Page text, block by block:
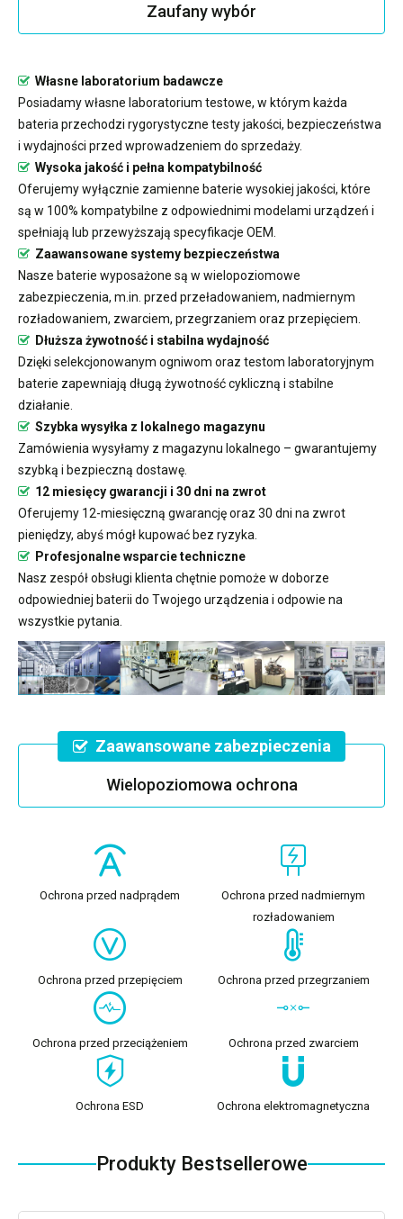
Zaufany wybór
Własne laboratorium badawcze
Posiadamy własne laboratorium testowe, w którym każda
bateria przechodzi rygorystyczne testy jakości, bezpieczeństwa
i wydajności przed wprowadzeniem do sprzedaży.
Wysoka jakość i pełna kompatybilność
Oferujemy wyłącznie zamienne baterie wysokiej jakości, które
są w 100% kompatybilne z odpowiednimi modelami urządzeń i
spełniają lub przewyższają specyfikacje OEM.
Zaawansowane systemy bezpieczeństwa
Nasze baterie wyposażone są w wielopoziomowe
zabezpieczenia, m.in. przed przeładowaniem, nadmiernym
rozładowaniem, zwarciem, przegrzaniem oraz przepięciem.
Dłuższa żywotność i stabilna wydajność
Dzięki selekcjonowanym ogniwom oraz testom laboratoryjnym
baterie zapewniają długą żywotność cykliczną i stabilne
działanie.
Szybka wysyłka z lokalnego magazynu
Zamówienia wysyłamy z magazynu lokalnego – gwarantujemy
szybką i bezpieczną dostawę.
12 miesięcy gwarancji i 30 dni na zwrot
Oferujemy 12-miesięczną gwarancję oraz 30 dni na zwrot
pieniędzy, abyś mógł kupować bez ryzyka.
Profesjonalne wsparcie techniczne
Nasz zespół obsługi klienta chętnie pomoże w doborze
odpowiedniej baterii do Twojego urządzenia i odpowie na
wszystkie pytania.
Zaawansowane zabezpieczenia
Wielopoziomowa ochrona
Ochrona przed nadprądem
Ochrona przed nadmiernym
rozładowaniem
Ochrona przed przepięciem Ochrona przed przegrzaniem
Ochrona przed przeciążeniem Ochrona przed zwarciem
Ochrona ESD Ochrona elektromagnetyczna
Produkty Bestsellerowe